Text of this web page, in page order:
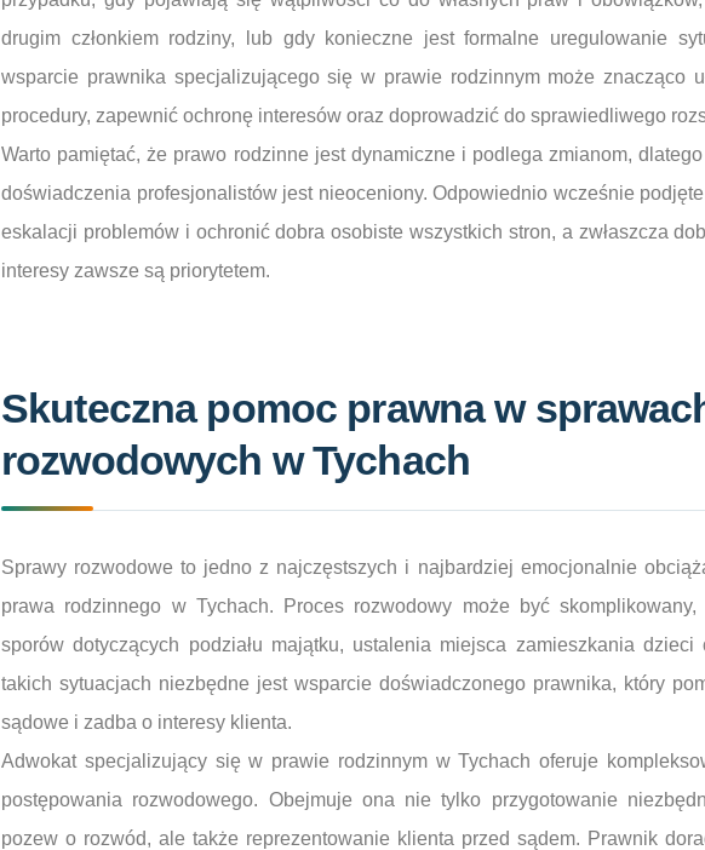
drugim członkiem rodziny, lub gdy konieczne jest formalne uregulowanie
wsparcie prawnika specjalizującego się w prawie rodzinnym może znacząco
procedury, zapewnić ochronę interesów oraz doprowadzić do sprawiedliwego
Warto pamiętać, że prawo rodzinne jest dynamiczne i podlega zmianom,
doświadczenia profesjonalistów jest nieoceniony. Odpowiednio wcześnie
eskalacji problemów i ochronić dobra osobiste wszystkich stron, a zwłaszcza
interesy zawsze są priorytetem.
Skuteczna pomoc prawna w
rozwodowych w Tychach
Sprawy rozwodowe to jedno z najczęstszych i najbardziej emocjonalnie
prawa rodzinnego w Tychach. Proces rozwodowy może być
sporów dotyczących podziału majątku, ustalenia miejsca zamieszkania
takich sytuacjach niezbędne jest wsparcie doświadczonego prawnika, który
sądowe i zadba o interesy klienta.
Adwokat specjalizujący się w prawie rodzinnym w Tychach oferuje
postępowania rozwodowego. Obejmuje ona nie tylko przygotowanie
pozew o rozwód, ale także reprezentowanie klienta przed sądem. Prawnik